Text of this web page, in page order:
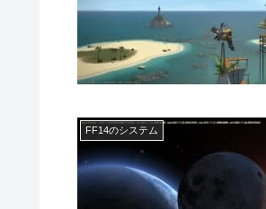
FF14のシステム